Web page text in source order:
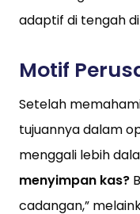
adaptif di tengah
Motif
Setelah
tujuannya dalam
menggali lebih
menyimpan kas?
cadangan,”